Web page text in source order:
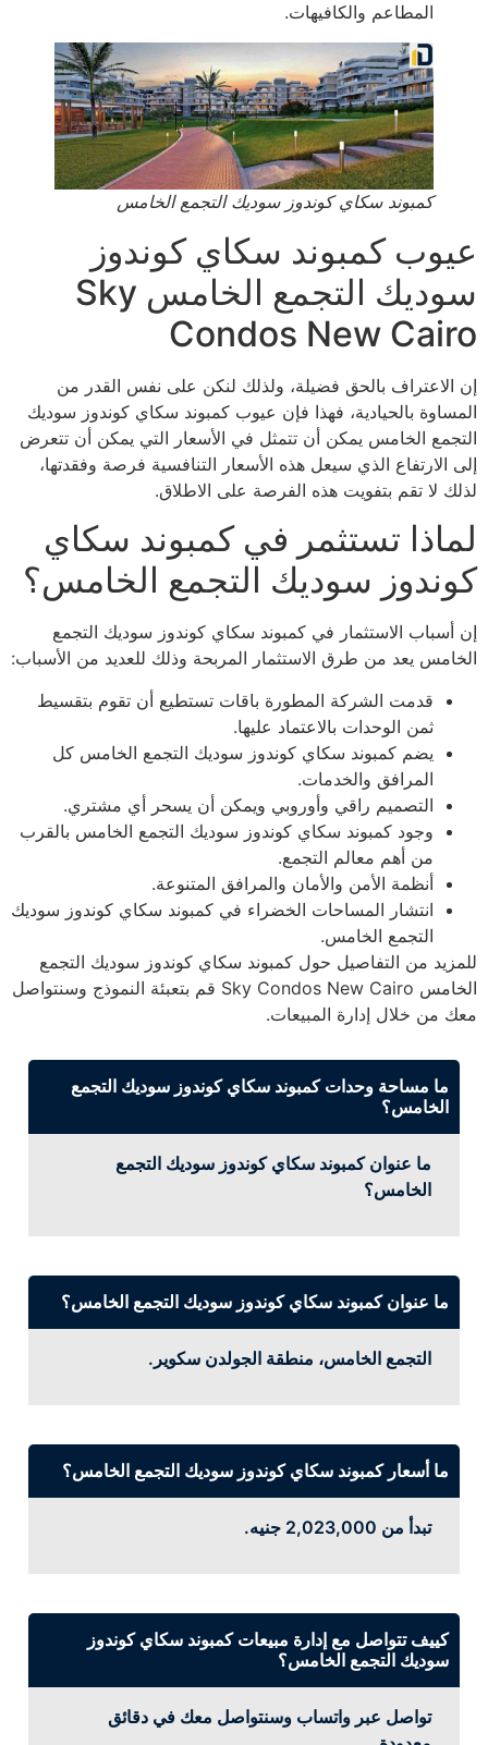
المطاعم والكافيهات.
كمبوند سكاي كوندوز سوديك التجمع الخامس
عيوب كمبوند سكاي كوندوز
سوديك التجمع الخامس Sky
Condos New Cairo
إن الاعتراف بالحق فضيلة، ولذلك لنكن على نفس القدر من
المساوة بالحيادية، فهذا فإن عيوب كمبوند سكاي كوندوز سوديك
التجمع الخامس يمكن أن تتمثل في الأسعار التي يمكن أن تتعرض
إلى الارتفاع الذي سيعل هذه الأسعار التنافسية فرصة وفقدتها،
لذلك لا تقم بتفويت هذه الفرصة على الاطلاق.
لماذا تستثمر في كمبوند سكاي
كوندوز سوديك التجمع الخامس؟
إن أسباب الاستثمار في كمبوند سكاي كوندوز سوديك التجمع
الخامس يعد من طرق الاستثمار المربحة وذلك للعديد من الأسباب:
قدمت الشركة المطورة باقات تستطيع أن تقوم بتقسيط
ثمن الوحدات بالاعتماد عليها.
يضم كمبوند سكاي كوندوز سوديك التجمع الخامس كل
المرافق والخدمات.
التصميم راقي وأوروبي ويمكن أن يسحر أي مشتري.
وجود كمبوند سكاي كوندوز سوديك التجمع الخامس بالقرب
من أهم معالم التجمع.
أنظمة الأمن والأمان والمرافق المتنوعة.
انتشار المساحات الخضراء في كمبوند سكاي كوندوز سوديك
التجمع الخامس.
للمزيد من التفاصيل حول كمبوند سكاي كوندوز سوديك التجمع
الخامس Sky Condos New Cairo قم بتعبئة النموذج وسنتواصل
معك من خلال إدارة المبيعات.
ما مساحة وحدات كمبوند سكاي كوندوز سوديك التجمع
الخامس؟
ما عنوان كمبوند سكاي كوندوز سوديك التجمع
الخامس؟
ما عنوان كمبوند سكاي كوندوز سوديك التجمع الخامس؟
التجمع الخامس، منطقة الجولدن سكوير.
ما أسعار كمبوند سكاي كوندوز سوديك التجمع الخامس؟
تبدأ من 2,023,000 جنيه.
كييف تتواصل مع إدارة مبيعات كمبوند سكاي كوندوز
سوديك التجمع الخامس؟
تواصل عبر واتساب وسنتواصل معك في دقائق